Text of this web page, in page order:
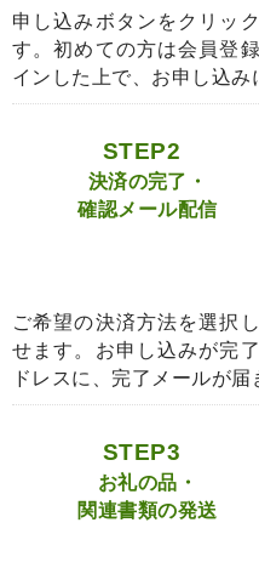
申し込みボタンをクリッ
す。初めての方は会員登
インした上で、お申し込み
STEP2
決済の完了・
確認メール配信
ご希望の決済方法を選択
せます。お申し込みが完
ドレスに、完了メールが届
STEP3
お礼の品・
関連書類の発送